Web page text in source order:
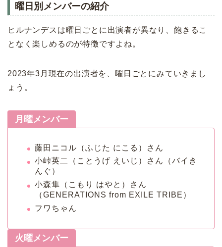
曜日別メンバーの紹介
ヒルナンデスは曜日ごとに出演者が異なり、飽きるこ
となく楽しめるのが特徴ですよね。
2023年3月現在の出演者を、曜日ごとにみていきまし
ょう。
月曜メンバー
藤田ニコル（ふじた にこる）さん
小峠英二（ことうげ えいじ）さん（バイき
んぐ）
小森隼（こもり はやと）さん
（GENERATIONS from EXILE TRIBE）
フワちゃん
火曜メンバー